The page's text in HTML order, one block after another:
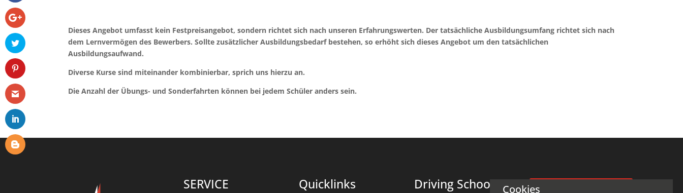
Dieses Angebot umfasst kein Festpreisangebot, sondern richtet sich nach unseren Erfahrungswerten. Der tatsächliche Ausbildungsumfang richtet sich nach
dem Lernvermögen des Bewerbers.Sollte zusätzlicher Ausbildungsbedarf bestehen, so erhöht sich dieses Angebot um den tatsächlichen
Ausbildungsaufwand.
Diverse Kurse sind miteinander kombinierbar, sprich uns hierzu an.
Die Anzahl der Übungs- und Sonderfahrten können bei jedem Schüler anders sein.
SERVICE Quicklinks Driving School Cookies